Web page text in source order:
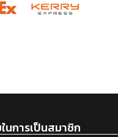
นการเป็นสมาชิก